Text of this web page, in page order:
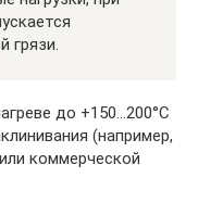
грязи.
до +150…200°С
(например,
коммерческой